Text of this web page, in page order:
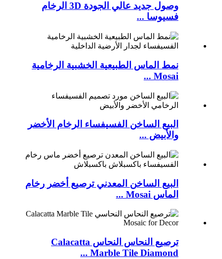
وصول جديد عالي الجودة 3D الرخام
فسيوسا ...
نمط الماس الطبيعية الخشبية الرخامية
Mosai ...
البيع الساخن الفسيفساء الرخام الأخضر
والأبيض ...
البيع الساخن المعدني ترصيع أخضر رخام
الماس Mosai ...
ترصيع النحاس النحاس Calacatta
Marble Tile Diamond ...